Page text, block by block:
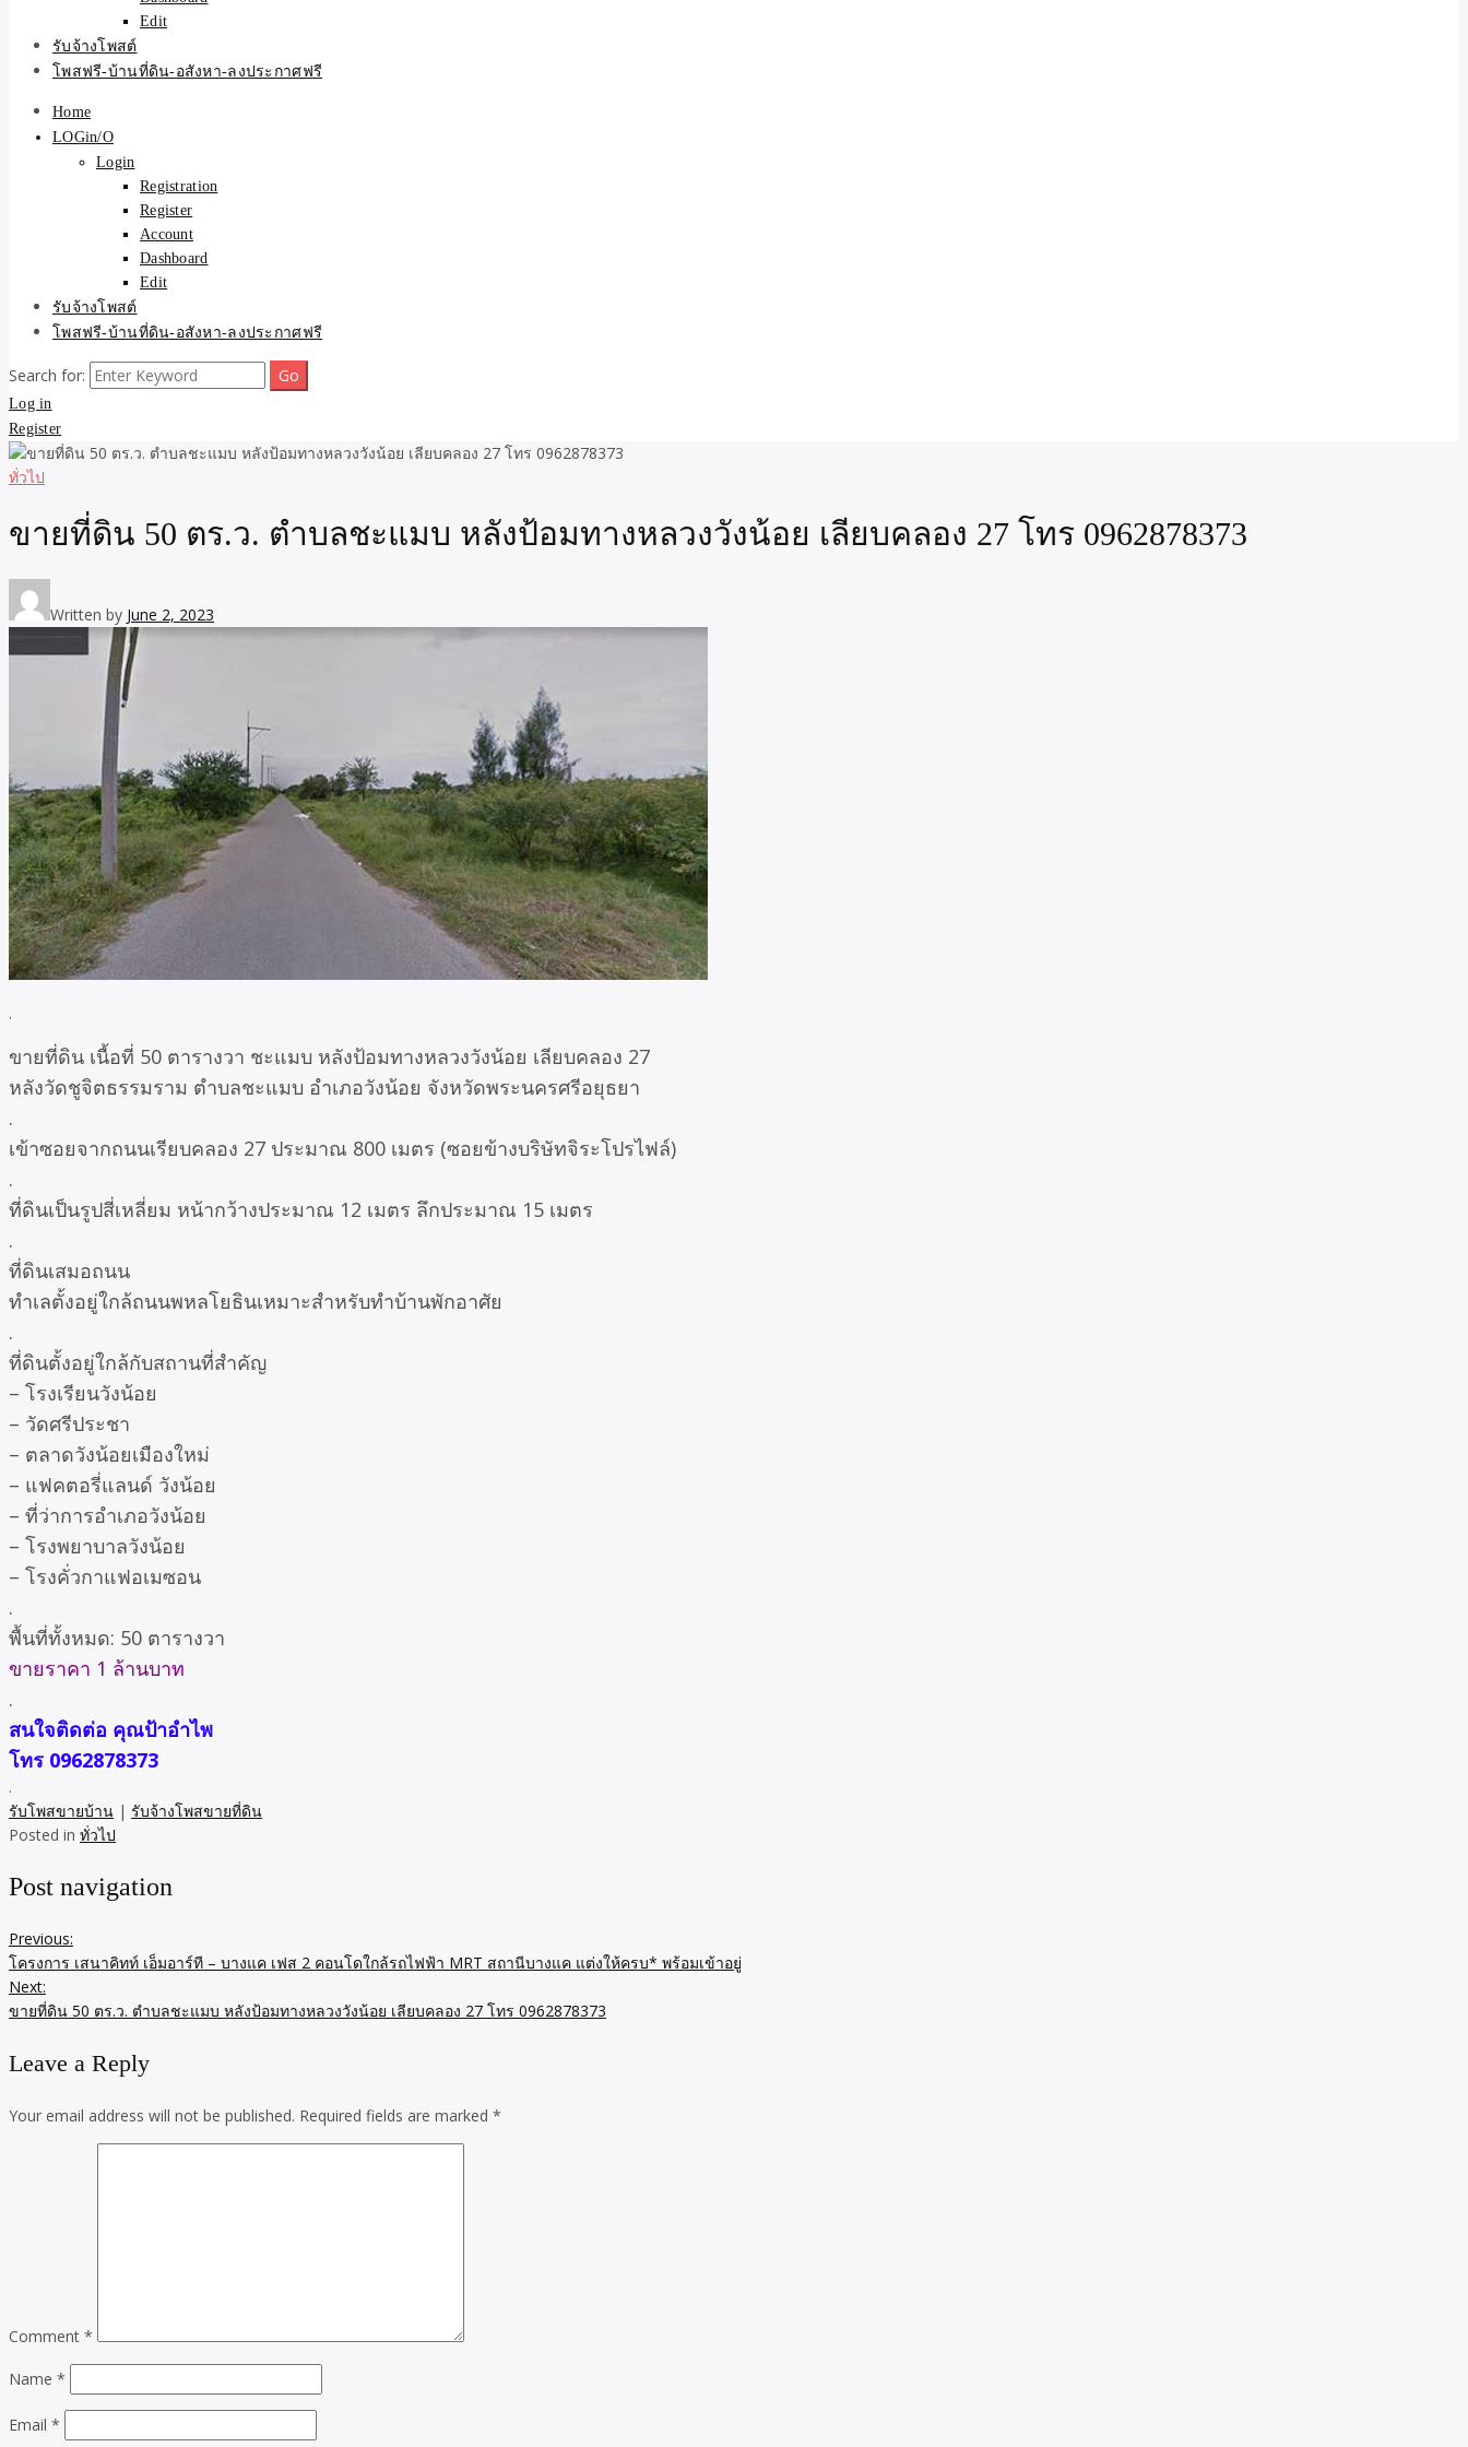
Edit
รับจ้างโพสต์
โพสฟรี-บ้านที่ดิน-อสังหา-ลงประกาศฟรี
Home
LOGin/O
Login
Registration
Register
Account
Dashboard
Edit
รับจ้างโพสต์
โพสฟรี-บ้านที่ดิน-อสังหา-ลงประกาศฟรี
Search for:
Log in
Register
ทั่วไป
ขายที่ดิน 50 ตร.ว. ตำบลชะแมบ หลังป้อมทางหลวงวังน้อย เลียบคลอง 27 โทร 0962878373
Written by June 2, 2023
.
ขายที่ดิน เนื้อที่ 50 ตารางวา ชะแมบ หลังป้อมทางหลวงวังน้อย เลียบคลอง 27
หลังวัดชูจิตธรรมราม ตำบลชะแมบ อำเภอวังน้อย จังหวัดพระนครศรีอยุธยา
.
เข้าซอยจากถนนเรียบคลอง 27 ประมาณ 800 เมตร (ซอยข้างบริษัทจิระโปรไฟล์)
.
ที่ดินเป็นรูปสี่เหลี่ยม หน้ากว้างประมาณ 12 เมตร ลึกประมาณ 15 เมตร
.
ที่ดินเสมอถนน
ทำเลตั้งอยู่ใกล้ถนนพหลโยธินเหมาะสำหรับทำบ้านพักอาศัย
.
ที่ดินตั้งอยู่ใกล้กับสถานที่สำคัญ
– โรงเรียนวังน้อย
– วัดศรีประชา
– ตลาดวังน้อยเมืองใหม่
– แฟคตอรี่แลนด์ วังน้อย
– ที่ว่าการอำเภอวังน้อย
– โรงพยาบาลวังน้อย
– โรงคั่วกาแฟอเมซอน
.
พื้นที่ทั้งหมด: 50 ตารางวา
ขายราคา 1 ล้านบาท
.
สนใจติดต่อ คุณป้าอำไพ
โทร 0962878373
.
รับโพสขายบ้าน | รับจ้างโพสขายที่ดิน
Posted in ทั่วไป
Post navigation
Previous:
โครงการ เสนาคิทท์ เอ็มอาร์ที – บางแค เฟส 2 คอนโดใกล้รถไฟฟ้า MRT สถานีบางแค แต่งให้ครบ* พร้อมเข้าอยู่
Next:
ขายที่ดิน 50 ตร.ว. ตำบลชะแมบ หลังป้อมทางหลวงวังน้อย เลียบคลอง 27 โทร 0962878373
Leave a Reply
Your email address will not be published. Required fields are marked *
Comment *
Name *
Email *